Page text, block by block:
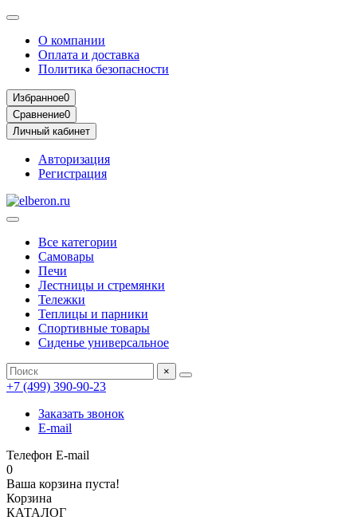
О компании
Оплата и доставка
Политика безопасности
Избранное0
Сравнение0
Личный кабинет
Авторизация
Регистрация
Все категории
Самовары
Печи
Лестницы и стремянки
Тележки
Теплицы и парники
Спортивные товары
Сиденье универсальное
×
+7 (499) 390‑90‑23
Заказать звонок
E-mail
Телефон E-mail
0
Ваша корзина пуста!
Корзина
КАТАЛОГ